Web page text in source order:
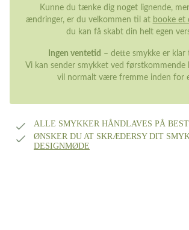
Kunne du tænke dig noget lignende,
ændringer, er du velkommen til at booke et
du kan få skabt din helt egen
Ingen ventetid – dette smykke er klar
Vi kan sender smykket ved førstkommende
vil normalt være fremme inden for
ALLE SMYKKER HÅNDLAVES PÅ
ØNSKER DU AT SKRÆDERSY DIT
DESIGNMØDE